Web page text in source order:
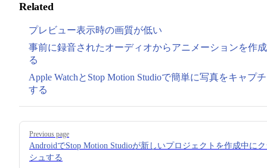
Related
プレビュー表示時の画質が低い
事前に録音されたオーディオからアニメーションを作
る
Apple WatchとStop Motion Studioで簡単に写真をキャプ
する
Pager
Previous page
AndroidでStop Motion Studioが新しいプロジェクトを作成中に
シュする